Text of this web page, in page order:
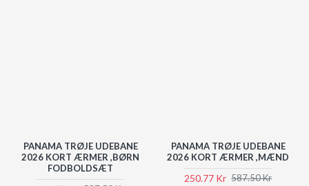
PANAMA TRØJE UDEBANE
2026 KORT ÆRMER ,BØRN
FODBOLDSÆT
PANAMA TRØJE UDEBANE
2026 KORT ÆRMER ,MÆND
250.77 Kr 587.50 Kr